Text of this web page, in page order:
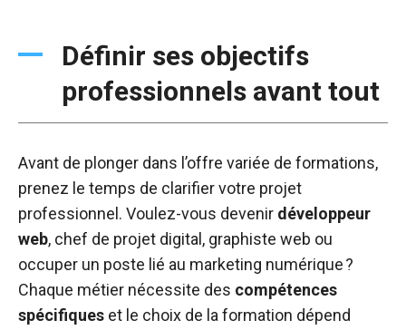
Définir ses objectifs
professionnels avant tout
Avant de plonger dans l’offre variée de formations,
prenez le temps de clarifier votre projet
professionnel. Voulez-vous devenir développeur
web, chef de projet digital, graphiste web ou
occuper un poste lié au marketing numérique ?
Chaque métier nécessite des compétences
spécifiques et le choix de la formation dépend